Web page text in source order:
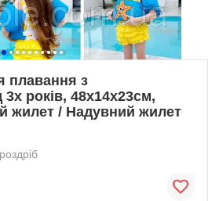
плавання з
років, 48х14х23см,
жилет / Надувний жилет